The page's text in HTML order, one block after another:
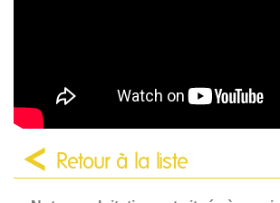
Retour à la liste